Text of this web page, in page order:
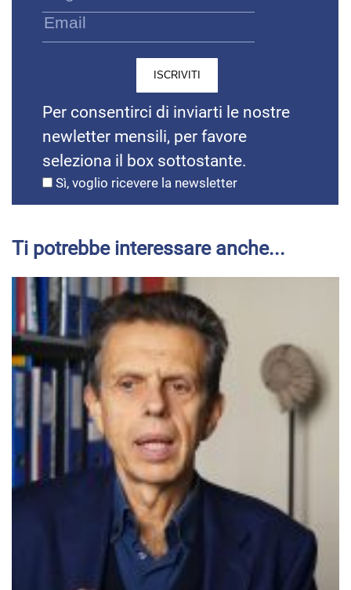
Per consentirci di inviarti le nostre
newletter mensili, per favore
seleziona il box sottostante.
Sì, voglio ricevere la newsletter
Ti potrebbe interessare anche...